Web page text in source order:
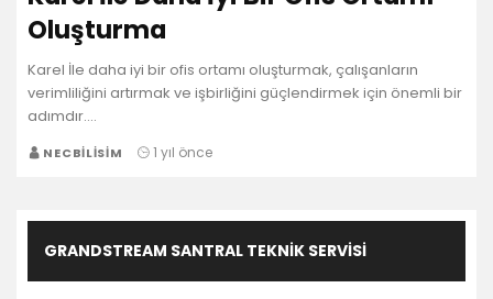
Oluşturma
Karel İle daha iyi bir ofis ortamı oluşturmak, çalışanların
verimliliğini artırmak ve işbirliğini güçlendirmek için önemli bir
adımdır.…
NECBILISIM 1 yıl önce
GRANDSTREAM SANTRAL TEKNIK SERVISI